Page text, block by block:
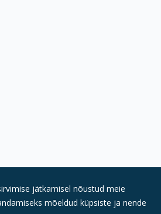
jätkamisel nõustud meie
mõeldud küpsiste ja nende